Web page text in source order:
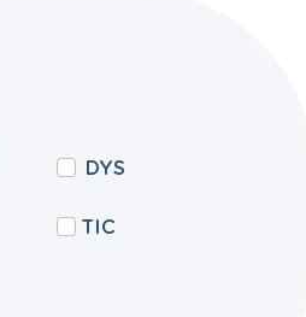
DYS
TIC